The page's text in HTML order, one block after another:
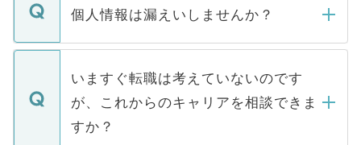
■応募殺到を避けるため 人気のある医療機
関を公にしてしまうと、応募が殺到する場
に、医療機関が求める条件に合った人材の
みを人材紹介会社に依頼するケースが増え
ています。
ん。また、仮に応募先から内定をいただい
定を承諾する必要はありません。内定先へ
の辞退の連絡はキャリアパートナーが行い
ますので、ご安心ください。
個人情報は漏えいしませんか？
個人情報が漏えいすることはありませんの
で、ご安心ください。当サイトからの登録
などで収集したご登録者様の個人情報は、
ご本人のキャリアアップおよび転職活動の
支援を目的に使用いたします。お預かりし
いますぐ転職は考えていないのです
が、これからのキャリアを相談できま
すか？